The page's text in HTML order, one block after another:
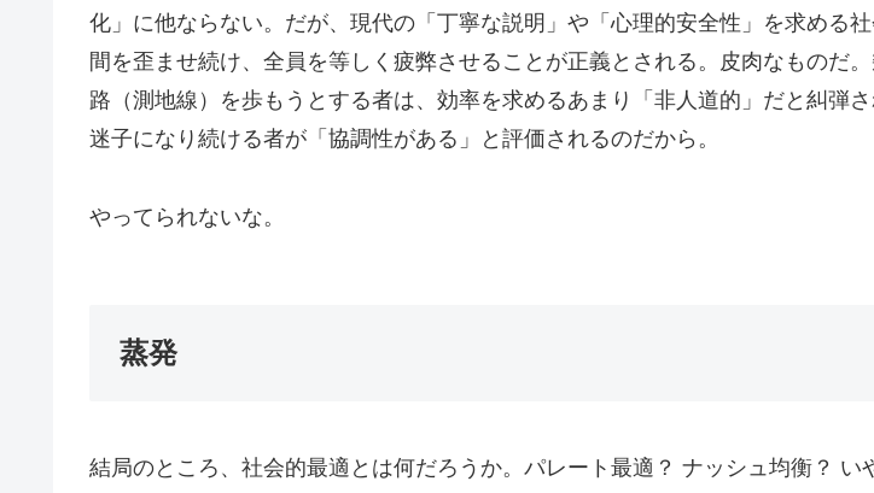
化」に他ならない。だが、現代の「丁寧な説明」や「心理的安全性」を求める
間を歪ませ続け、全員を等しく疲弊させることが正義とされる。皮肉なものだ
路（測地線）を歩もうとする者は、効率を求めるあまり「非人道的」だと糾弾
迷子になり続ける者が「協調性がある」と評価されるのだから。
やってられないな。
蒸発
結局のところ、社会的最適とは何だろうか。パレート最適？ ナッシュ均衡？ い